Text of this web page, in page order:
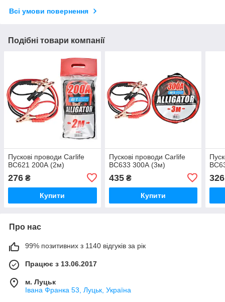
Всі умови повернення
Подібні товари компанії
Пускові проводи Carlife
BC621 200А (2м)
276 ₴
Купити
Пускові проводи Carlife
BC633 300А (3м)
435₴
Купити
326
Про нас
99% позитивних з 1140 відгуків за рік
Працює з 13.06.2017
м. Луцьк
Івана Франка 53, Луцьк, Україна